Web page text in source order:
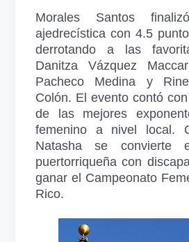
Morales Santos
ajedrecística con 4.5
derrotando a las
Danitza Vázquez
Pacheco Medina y
Colón. El evento contó
de las mejores
femenino a nivel local.
Natasha se convierte
puertorriqueña con
ganar el Campeonato
Rico.